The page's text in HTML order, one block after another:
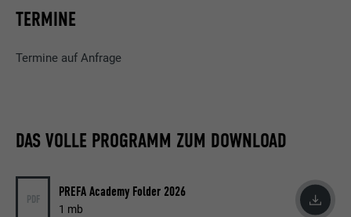
TERMINE
Termine auf Anfrage
DAS VOLLE PROGRAMM ZUM DOWNLOAD
PDF PREFA Academy Folder 2026
1 mb